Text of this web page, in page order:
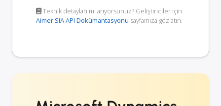
Teknik detayları mı arıyorsunuz? Geliştiriciler için
Aimer SIA API Dokümantasyonu sayfamıza göz atın.